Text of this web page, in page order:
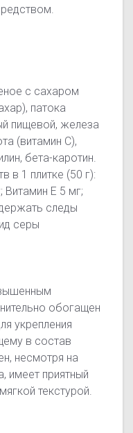
с сахаром
патока
пищевой, железа
(витамин С),
бета-каротин.
в 1 плитке (50 г):
Е 5 мг;
следы
серы
обогащен
укрепления
в состав
несмотря на
имеет приятный
текстурой.